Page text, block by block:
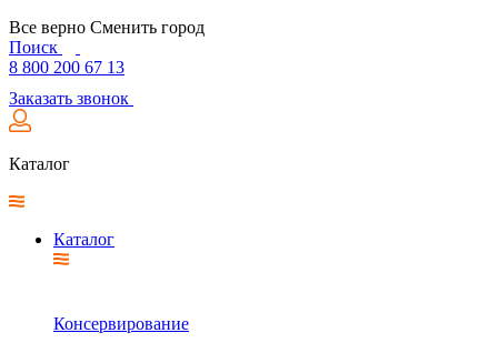
Все верно Сменить город
Поиск
8 800 200 67 13
Заказать звонок
Каталог
Каталог
Консервирование